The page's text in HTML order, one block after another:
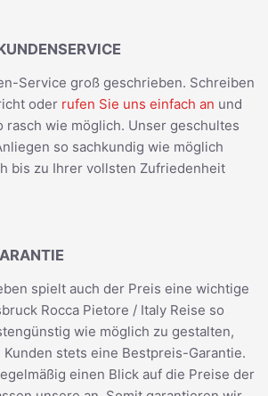
Service groß geschrieben. Schreiben
oder rufen Sie uns einfach an und
rasch wie möglich. Unser geschultes
so sachkundig wie möglich
bis zu Ihrer vollsten Zufriedenheit
spielt auch der Preis eine wichtige
Rocca Pietore / Italy Reise so
wie möglich zu gestalten,
stets eine Bestpreis-Garantie.
einen Blick auf die Preise der